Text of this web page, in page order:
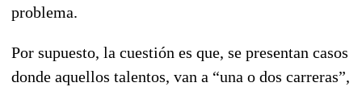
problema.
Por supuesto, la cuestión es que, se presentan casos
donde aquellos talentos, van a “una o dos carreras”,